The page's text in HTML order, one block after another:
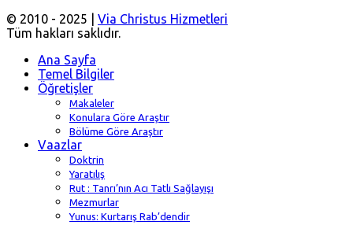
© 2010 - 2025 | Via Christus Hizmetleri
Tüm hakları saklıdır.
Ana Sayfa
Temel Bilgiler
Öğretişler
Makaleler
Konulara Göre Araştır
Bölüme Göre Araştır
Vaazlar
Doktrin
Yaratılış
Rut : Tanrı’nın Acı Tatlı Sağlayışı
Mezmurlar
Yunus: Kurtarış Rab’dendir